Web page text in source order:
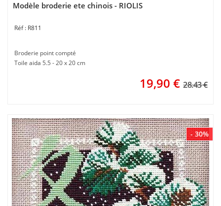
Modèle broderie ete chinois - RIOLIS
R811
Broderie point compté
Toile aida 5.5 - 20 x 20 cm
19,90 € 28.43 €
- 30%